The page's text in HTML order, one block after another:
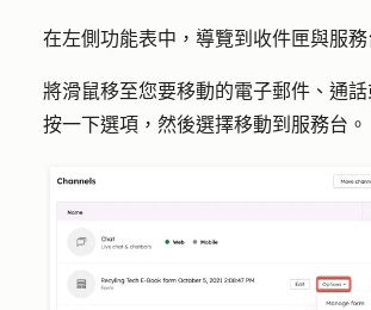
在左側功能表中，導覽到 收件匣與服務
將滑鼠移至您要移動的電子郵件、通話
按一下選項 ，然後選擇移動到服務台 。